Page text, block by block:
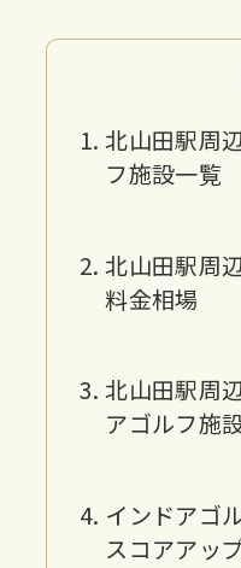
北山田駅周
フ施設一覧
北山田駅周
料金相場
北山田駅周
アゴルフ施
インドアゴ
スコアアッ